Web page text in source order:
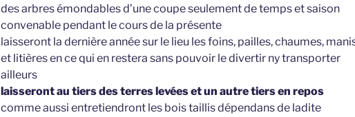
des arbres émondables d’une coupe seulement de temps et saison
convenable pendant le cours de la présente
laisseront la dernière année sur le lieu les foins, pailles, chaumes,
et litières en ce qui en restera sans pouvoir le divertir ny transporter
ailleurs
laisseront au tiers des terres levées et un autre tiers en repos
comme aussi entretiendront les bois taillis dépendans de ladite